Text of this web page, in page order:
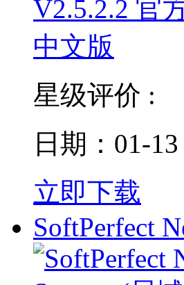
星级评价 :
日期：01-13
立即下载
SoftPerfect